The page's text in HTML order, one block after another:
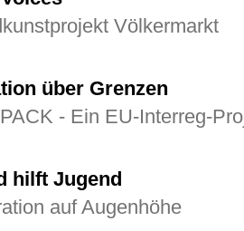
Völkermarkt
über Grenzen
- Ein
hilft Jugend
auf Augenhöhe